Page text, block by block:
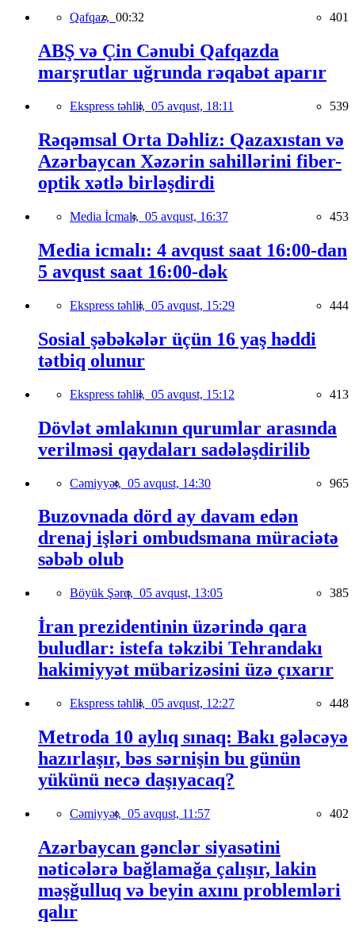
Qafqaz, 00:32 401
ABŞ və Çin Cənubi Qafqazda
marşrutlar uğrunda rəqabət aparır
Ekspress təhlil, 05 avqust, 18:11 539
Rəqəmsal Orta Dəhliz: Qazaxıstan və
Azərbaycan Xəzərin sahillərini fiber-
optik xətlə birləşdirdi
Media İcmalı, 05 avqust, 16:37 453
Media icmalı: 4 avqust saat 16:00-dan
5 avqust saat 16:00-dək
Ekspress təhlil, 05 avqust, 15:29 444
Sosial şəbəkələr üçün 16 yaş həddi
tətbiq olunur
Ekspress təhlil, 05 avqust, 15:12 413
Dövlət əmlakının qurumlar arasında
verilməsi qaydaları sadələşdirilib
Cəmiyyət, 05 avqust, 14:30 965
Buzovnada dörd ay davam edən
drenaj işləri ombudsmana müraciətə
səbəb olub
Böyük Şərq, 05 avqust, 13:05 385
İran prezidentinin üzərində qara
buludlar: istefa təkzibi Tehrandakı
hakimiyyət mübarizəsini üzə çıxarır
Ekspress təhlil, 05 avqust, 12:27 448
Metroda 10 aylıq sınaq: Bakı gələcəyə
hazırlaşır, bəs sərnişin bu günün
yükünü necə daşıyacaq?
Cəmiyyət, 05 avqust, 11:57 402
Azərbaycan gənclər siyasətini
nəticələrə bağlamağa çalışır, lakin
məşğulluq və beyin axını problemləri
qalır